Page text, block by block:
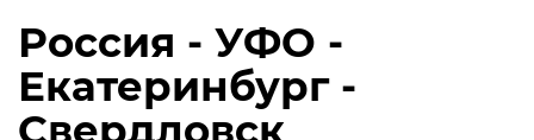
Россия - УФО -
Екатеринбург -